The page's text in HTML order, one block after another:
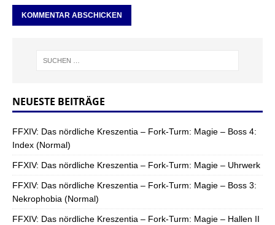
NEUESTE BEITRÄGE
FFXIV: Das nördliche Kreszentia – Fork-Turm: Magie – Boss 4:
Index (Normal)
FFXIV: Das nördliche Kreszentia – Fork-Turm: Magie – Uhrwerk
FFXIV: Das nördliche Kreszentia – Fork-Turm: Magie – Boss 3:
Nekrophobia (Normal)
FFXIV: Das nördliche Kreszentia – Fork-Turm: Magie – Hallen II